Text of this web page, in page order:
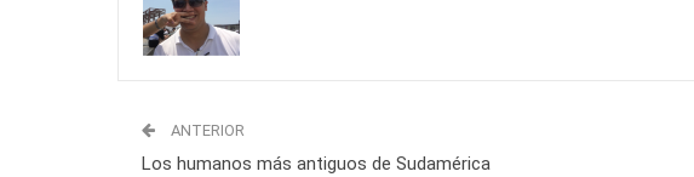
ANTERIOR
Los humanos más antiguos de Sudamérica